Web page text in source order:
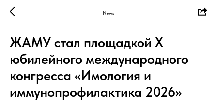
News
ЖАМУ стал площадкой X
юбилейного международного
конгресса «Имология и
иммунопрофилактика 2026»